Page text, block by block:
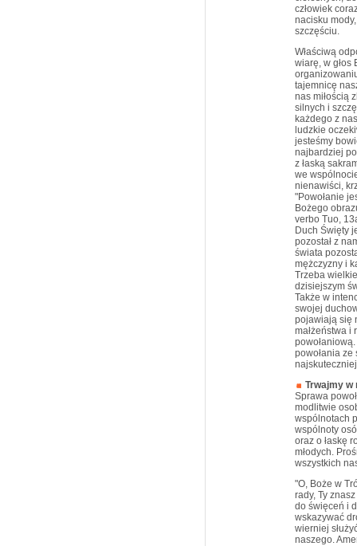
człowiek
nacisku
szczęściu.
Właściwą
wiarę, w głos
tajemnicę
nas miłością
silnych i
każdego z
ludzkie
jesteśmy
najbardziej
z łaską
we
nienawiści,
"Powołanie
Bożego
verbo Tuo,
Duch Święty
pozostał z
świata
mężczyzny i
Trzeba
dzisiejszym
Także w
swojej
pojawiają się
małżeństwa i
powołania ze
Trwajmy w
Sprawa
modlitwie
wspólnotach
wspólnoty
oraz o łaskę
młodych.
wszystkich
"O, Boże w
rady, Ty
do święceń i
wskazywać
wierniej
naszego.